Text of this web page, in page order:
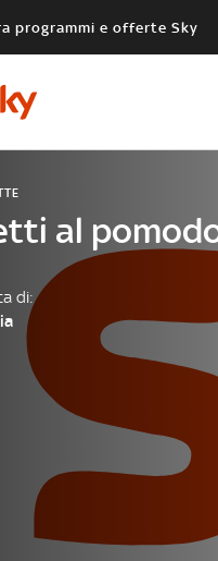
programmi e offerte Sky
al
di: